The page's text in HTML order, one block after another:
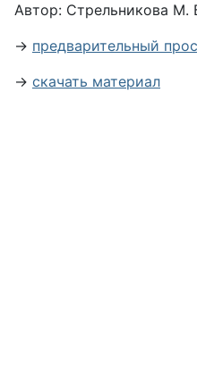
Автор: Стрельникова М.
→ предварительный
→ скачать материал